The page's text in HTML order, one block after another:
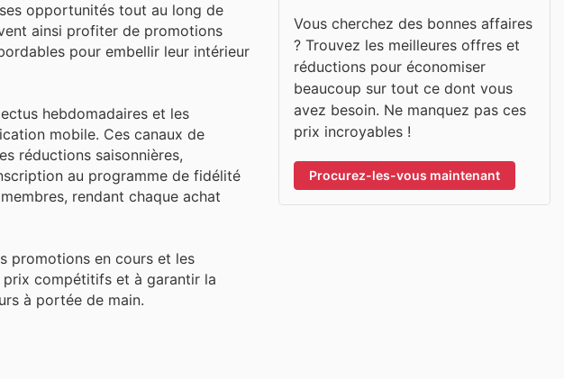
opportunités tout au long de
ainsi profiter de promotions
pour embellir leur intérieur
hebdomadaires et les
mobile. Ces canaux de
réductions saisonnières,
au programme de fidélité
rendant chaque achat
promotions en cours et les
prix compétitifs et à garantir la
à portée de main.
Vous cherchez des bonnes affaires
? Trouvez les meilleures offres et
réductions pour économiser
beaucoup sur tout ce dont vous
avez besoin. Ne manquez pas ces
prix incroyables !
Procurez-les-vous maintenant